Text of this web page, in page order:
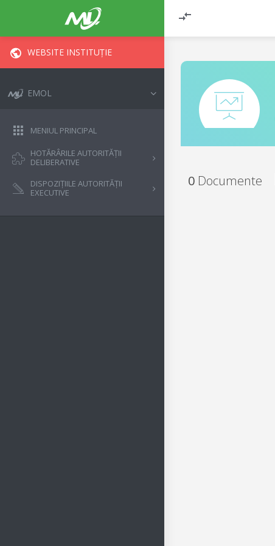
WEBSITE INSTITUȚIE
EMOL
MENIUL PRINCIPAL
HOTĂRÂRILE AUTORITĂȚII
DELIBERATIVE
DISPOZIȚIILE AUTORITĂȚII
EXECUTIVE
0 Documente